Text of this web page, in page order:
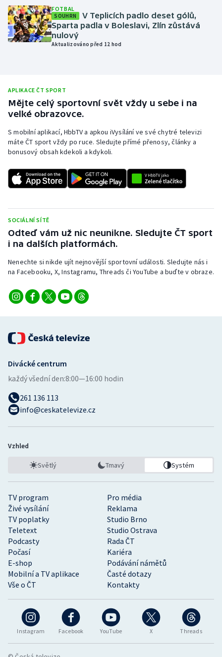
Olympijské hry
Parasport
Ragby
Rychlostní kanoistika
Short track
Stolní tenis
Triatlon
Veslování
Vodní slalom
Volejbal
Ostatní
FOTBAL
SOUHRN
V Teplicích padlo deset gólů,
Sparta padla v Boleslavi, Zlín zůstává
nulový
Aktualizováno před 12 hod
APLIKACE ČT SPORT
Mějte celý sportovní svět vždy u sebe i na
velké obrazovce.
S mobilní aplikací, HbbTV a apkou iVysílání ve své chytré televizi
máte ČT sport vždy po ruce. Sledujte přímé přenosy, články a
bonusový obsah kdekoli a kdykoli.
SOCIÁLNÍ SÍTĚ
Odteď vám už nic neunikne. Sledujte ČT sport
i na dalších platformách.
Nenechte si nikde ujít nejnovější sportovní události. Sledujte nás i
na Facebooku, X, Instagramu, Threads či YouTube a buďte v obraze.
Instagram Facebook YouTube X Threads
TV program
Pro média
Živé vysílání
Reklama
TV poplatky
Studio Brno
Teletext
Studio Ostrava
Podcasty
Rada ČT
Počasí
Kariéra
E-shop
Podávání námětů
Mobilní a TV aplikace
Časté dotazy
Vše o ČT
Kontakty
Divácké centrum
každý všední den:8:00—16:00 hodin
261 136 113
info@ceskatelevize.cz
Vzhled
Světlý Tmavý Systém